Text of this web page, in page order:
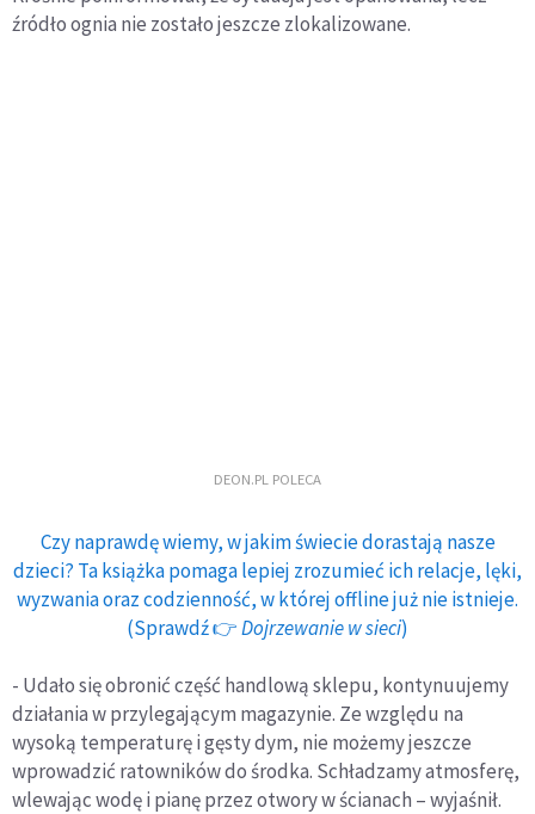
źródło ognia nie zostało jeszcze zlokalizowane.
DEON.PL POLECA
Czy naprawdę wiemy, w jakim świecie dorastają nasze
dzieci? Ta książka pomaga lepiej zrozumieć ich relacje, lęki,
wyzwania oraz codzienność, w której offline już nie istnieje.
(Sprawdź 👉Dojrzewanie w sieci)
- Udało się obronić część handlową sklepu, kontynuujemy
działania w przylegającym magazynie. Ze względu na
wysoką temperaturę i gęsty dym, nie możemy jeszcze
wprowadzić ratowników do środka. Schładzamy atmosferę,
wlewając wodę i pianę przez otwory w ścianach – wyjaśnił.